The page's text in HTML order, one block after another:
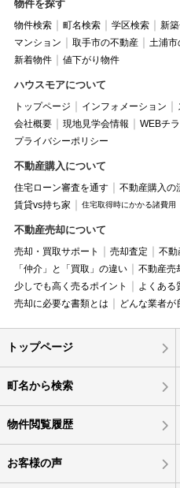
物件を探す
物件検索 町名検索 学区検索 新
マンション
取手市の不動産 土浦
新着物件
値下がり物件
ハウスモアについて
トップページ インフォメーション
会社概要
現地見学会情報 WEBチ
プライバシーポリシー
不動産購入について
住宅ローン審査を通す 不動産購入の
賃貸vs持ち家
住宅取得時にかかる諸費用
不動産売却について
売却・買取サポート 売却査定 不動
「仲介」と「買取」の違い
不動産売
少しでも高く売るポイント
よくある
売却に必要な書類とは
どんな業者が
トップページ
町名から検索
物件閲覧履歴
お客様の声